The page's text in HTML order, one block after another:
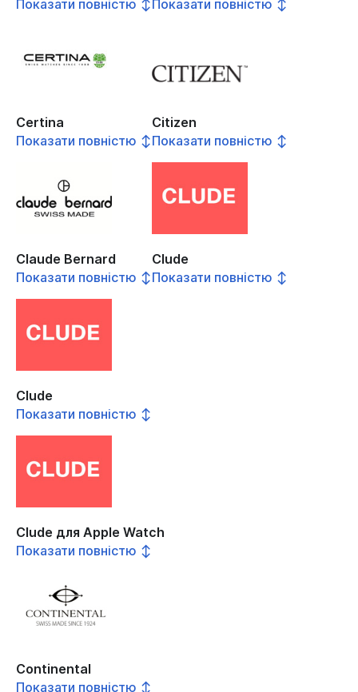
Показати повністю ↕Показати повністю ↕
Certina
Показати повністю ↕
Citizen
Показати повністю ↕
Claude Bernard
Показати повністю ↕
Clude
Показати повністю ↕
Clude
Показати повністю ↕
Clude для Apple Watch
Показати повністю ↕
Continental
Показати повністю ↕